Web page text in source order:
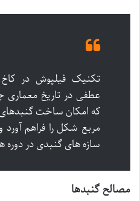
تکنیک فیلپوش در کاخ
عطفی در تاریخ
که امکان ساخت
مربع شکل را فراهم
سازه های گنبدی در
مصالح گنبدها